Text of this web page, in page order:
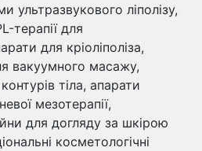
ультразвукового ліполізу,
терапії для
для кріоліполіза,
вакуумного масажу,
тіла, апарати
мезотерапії,
для догляду за шкірою
косметологічні